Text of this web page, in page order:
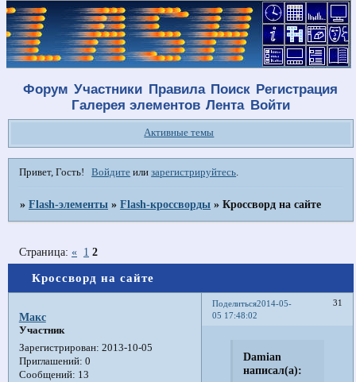
Форум Участники Правила Поиск Регистрация
Галерея элементов Лента Войти
Активные темы
Привет, Гость! Войдите илизарегистрируйтесь
»Flash-элементы »Flash-кроссворды »Кроссворд на сайте
Кроссворд на сайте
Страница:« 1 2
Поделиться 31
2014-05-
05 17:48:02
Макс
Участник
Зарегистрирован: 2013-10-05
Приглашений: 0
Сообщений: 13
Damian
написал(а):